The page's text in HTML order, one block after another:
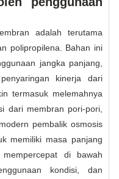
adalah terutama
polipropilena. Bahan ini
jangka panjang,
kinerja dari
termasuk melemahnya
dari membran pori-pori,
pembalik osmosis
memiliki masa panjang
di bawah
kondisi, dan